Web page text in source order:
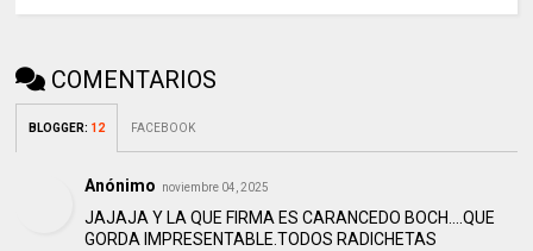
COMENTARIOS
BLOGGER: 12 FACEBOOK
Anónimo noviembre 04, 2025
JAJAJA Y LA QUE FIRMA ES CARANCEDO BOCH....QUE
GORDA IMPRESENTABLE.TODOS RADICHETAS